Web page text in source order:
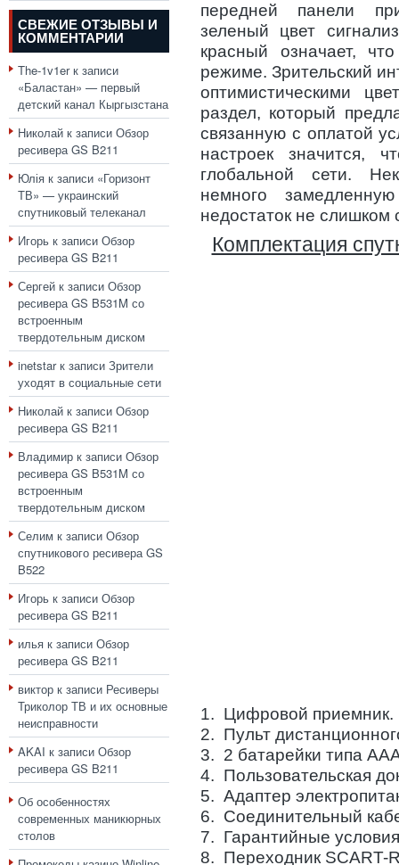
СВЕЖИЕ ОТЗЫВЫ И
КОММЕНТАРИИ
The-1v1erк записи
«Баластан» — первый
детский канал Кыргызстана
Николай к записи Обзор
ресивера GS B211
Юлія к записи «Горизонт
ТВ» — украинский
спутниковый телеканал
Игорь к записи Обзор
ресивера GS B211
Сергей к записи Обзор
ресивера GS B531M со
встроенным
твердотельным диском
inetstarк записи Зрители
уходят в социальные сети
Николай к записи Обзор
ресивера GS B211
Владимир к записи Обзор
ресивера GS B531M со
встроенным
твердотельным диском
Селим к записи Обзор
спутникового ресивера GS
B522
Игорь к записи Обзор
ресивера GS B211
илья к записи Обзор
ресивера GS B211
виктор к записи Ресиверы
Триколор ТВ и их основные
неисправности
AKAI к записи Обзор
ресивера GS B211
Об особенностях
современных маникюрных
столов
передней панели
зеленый цвет
красный означает,
режиме. Зрительский
оптимистическими
раздел, который
связанную с оплатой
настроек значится,
глобальной сети.
немного
недостаток не слишком
Комплектация
1. Цифровой приемник.
2. Пульт
3. 2 батарейки типа
4. Пользовательская
5. Адаптер
6. Соединительный
7. Гарантийные
8. Переходник SCART-